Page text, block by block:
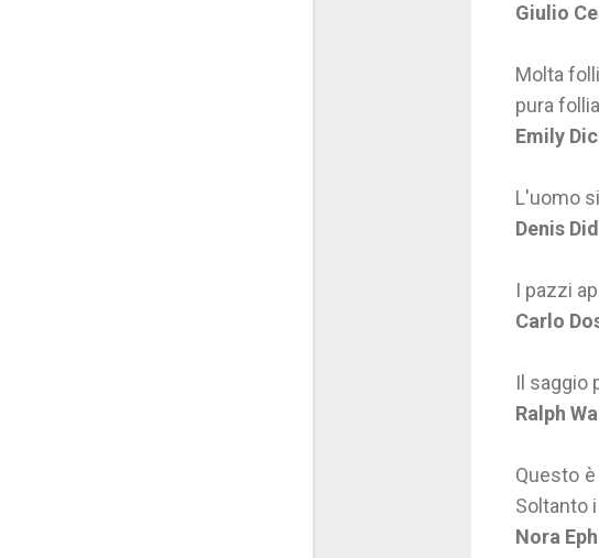
Giulio
Molta
pura
Emily
L'uomo
Denis
I pazzi
Carlo
Il saggio
Ralph
Questo
Soltanto
Nora